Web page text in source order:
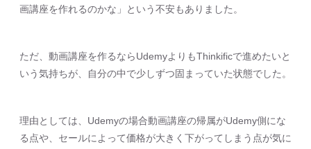
画講座を作れるのかな」という不安もありました。
ただ、動画講座を作るならUdemyよりもThinkificで進めたいと
いう気持ちが、自分の中で少しずつ固まっていた状態でした。
理由としては、Udemyの場合動画講座の帰属がUdemy側にな
る点や、セールによって価格が大きく下がってしまう点が気に